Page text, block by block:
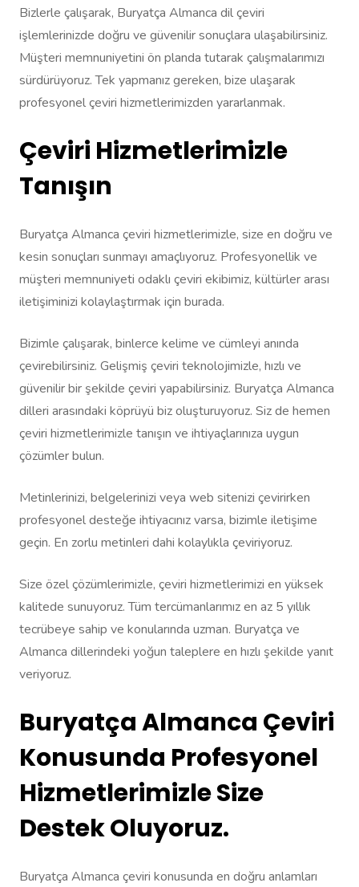
Bizlerle çalışarak, Buryatça Almanca dil çeviri
işlemlerinizde doğru ve güvenilir sonuçlara ulaşabilirsiniz.
Müşteri memnuniyetini ön planda tutarak çalışmalarımızı
sürdürüyoruz. Tek yapmanız gereken, bize ulaşarak
profesyonel çeviri hizmetlerimizden yararlanmak.
Çeviri Hizmetlerimizle
Tanışın
Buryatça Almanca çeviri hizmetlerimizle, size en doğru ve
kesin sonuçları sunmayı amaçlıyoruz. Profesyonellik ve
müşteri memnuniyeti odaklı çeviri ekibimiz, kültürler arası
iletişiminizi kolaylaştırmak için burada.
Bizimle çalışarak, binlerce kelime ve cümleyi anında
çevirebilirsiniz. Gelişmiş çeviri teknolojimizle, hızlı ve
güvenilir bir şekilde çeviri yapabilirsiniz. Buryatça Almanca
dilleri arasındaki köprüyü biz oluşturuyoruz. Siz de hemen
çeviri hizmetlerimizle tanışın ve ihtiyaçlarınıza uygun
çözümler bulun.
Metinlerinizi, belgelerinizi veya web sitenizi çevirirken
profesyonel desteğe ihtiyacınız varsa, bizimle iletişime
geçin. En zorlu metinleri dahi kolaylıkla çeviriyoruz.
Size özel çözümlerimizle, çeviri hizmetlerimizi en yüksek
kalitede sunuyoruz. Tüm tercümanlarımız en az 5 yıllık
tecrübeye sahip ve konularında uzman. Buryatça ve
Almanca dillerindeki yoğun taleplere en hızlı şekilde yanıt
veriyoruz.
Buryatça Almanca Çeviri
Konusunda Profesyonel
Hizmetlerimizle Size
Destek Oluyoruz.
Buryatça Almanca çeviri konusunda en doğru anlamları